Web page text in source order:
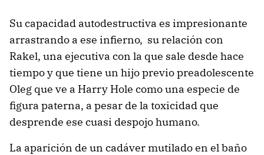
Su capacidad autodestructiva es impresionante
arrastrando a ese infierno, su relación con
Rakel, una ejecutiva con la que sale desde hace
tiempo y que tiene un hijo previo preadolescente
Oleg que ve a Harry Hole como una especie de
figura paterna, a pesar de la toxicidad que
desprende ese cuasi despojo humano.
La aparición de un cadáver mutilado en el baño